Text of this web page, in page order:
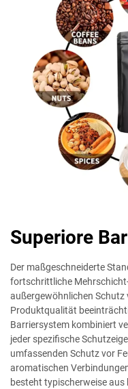
Superiore
Der maßgeschneiderte
fortschrittliche
außergewöhnlichen Schutz
Produktqualität
Barriersystem kombiniert
jeder spezifische
umfassenden Schutz vor
aromatischen
besteht typischerweise